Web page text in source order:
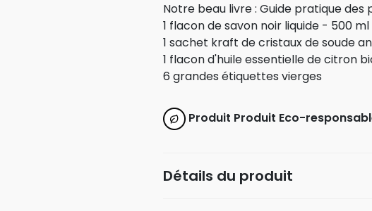
Notre beau livre : Guide pratique
1 flacon de savon noir liquide - 500 ml
1 sachet kraft de cristaux de soude
1 flacon d'huile essentielle de citron
6 grandes étiquettes vierges
Produit Produit Eco-
Détails du produit